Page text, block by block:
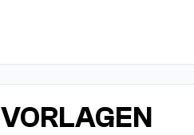
VORLAGEN